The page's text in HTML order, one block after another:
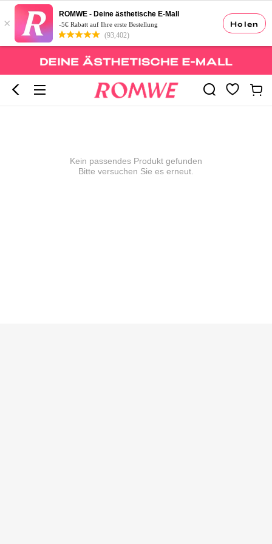
Holen
×
ROMWE - Deine ästhetische E-Mall
-5€ Rabatt auf Ihre erste Bestellung
(93,402)
Kein passendes Produkt gefunden
Bitte versuchen Sie es erneut.